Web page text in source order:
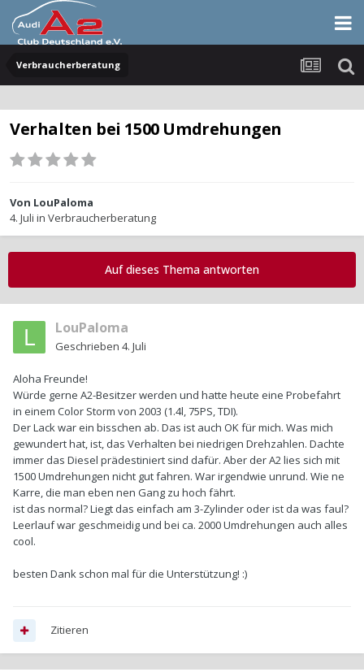
Verbraucherberatung
Verhalten bei 1500 Umdrehungen
Von LouPaloma
4. Juli in Verbraucherberatung
Auf dieses Thema antworten
LouPaloma
Geschrieben 4. Juli
Aloha Freunde!
Würde gerne A2-Besitzer werden und hatte heute eine Probefahrt
in einem Color Storm von 2003 (1.4l, 75PS, TDI).
Der Lack war ein bisschen ab. Das ist auch OK für mich. Was mich
gewundert hat, ist, das Verhalten bei niedrigen Drehzahlen. Dachte
immer das Diesel prädestiniert sind dafür. Aber der A2 lies sich mit
1500 Umdrehungen nicht gut fahren. War irgendwie unrund. Wie ne
Karre, die man eben nen Gang zu hoch fährt.
ist das normal? Liegt das einfach am 3-Zylinder oder ist da was faul?
Leerlauf war geschmeidig und bei ca. 2000 Umdrehungen auch alles
cool.
besten Dank schon mal für die Unterstützung! :)
Zitieren